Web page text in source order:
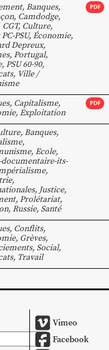
, Banques,
, Camdodge,
CGT, Culture,
PSU, Économie,
Depreux,
, Portugal,
, PSU 60-90,
, Ville /
PDF
, Capitalisme,
, Exploitation
PDF
, Banques,
,
, Ecole,
its-
,
,
, Justice,
, Prolétariat,
, Russie, Santé
, Conflits,
, Grèves,
, Social,
, Travail
Vimeo
Facebook